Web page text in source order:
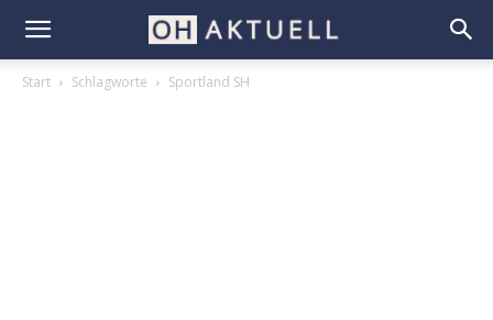
Start Schlagworte Sportland SH